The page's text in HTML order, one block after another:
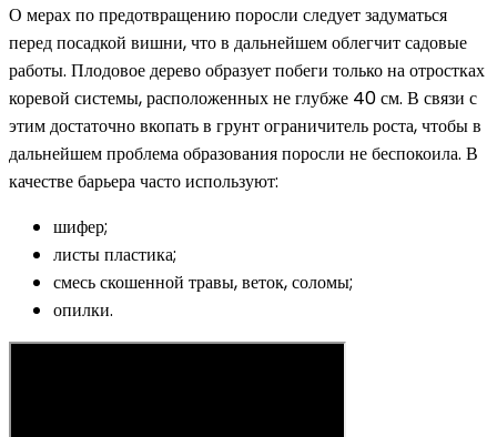
О мерах по предотвращению поросли следует задуматься
перед посадкой вишни, что в дальнейшем облегчит садовые
работы. Плодовое дерево образует побеги только на отростках
коревой системы, расположенных не глубже 40 см. В связи с
этим достаточно вкопать в грунт ограничитель роста, чтобы в
дальнейшем проблема образования поросли не беспокоила. В
качестве барьера часто используют:
шифер;
листы пластика;
смесь скошенной травы, веток, соломы;
опилки.